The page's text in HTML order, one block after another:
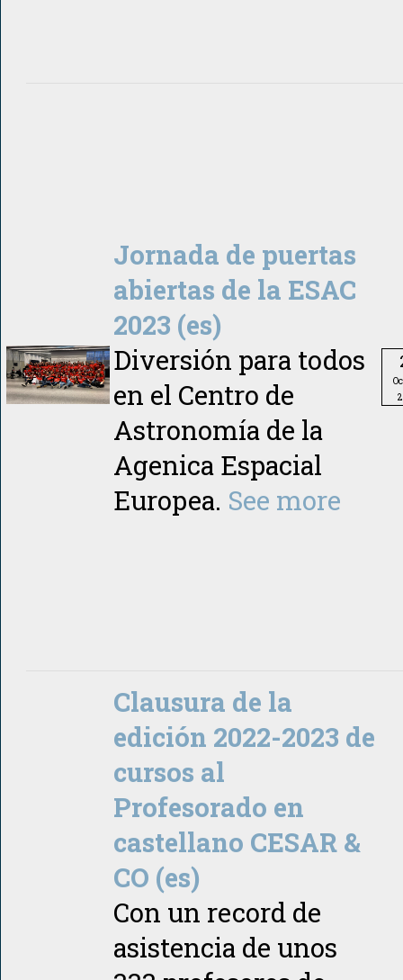
Jornada de puertas
abiertas de la ESAC
2023 (es)
Diversión para todos
en el Centro de
Astronomía de la
Agenica Espacial
Europea. See more
Clausura de la
edición 2022-2023 de
cursos al
Profesorado en
castellano CESAR &
CO (es)
Con un record de
asistencia de unos